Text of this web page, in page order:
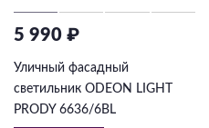
5 990 ₽
Уличный фасадный
светильник ODEON LIGHT
PRODY 6636/6BL